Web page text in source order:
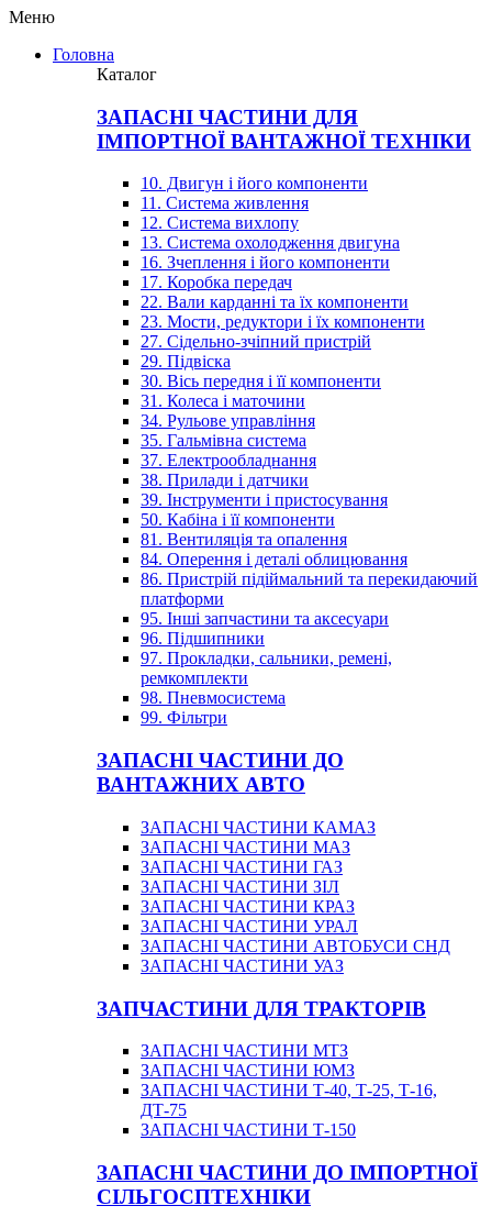
Меню
Головна
Каталог
ЗАПАСНІ ЧАСТИНИ ДЛЯ
ІМПОРТНОЇ ВАНТАЖНОЇ ТЕХНІКИ
10. Двигун і його компоненти
11. Система живлення
12. Система вихлопу
13. Система охолодження двигуна
16. Зчеплення і його компоненти
17. Коробка передач
22. Вали карданні та їх компоненти
23. Мости, редуктори і їх компоненти
27. Сідельно-зчіпний пристрій
29. Підвіска
30. Вісь передня і її компоненти
31. Колеса і маточини
34. Рульове управління
35. Гальмівна система
37. Електрообладнання
38. Прилади і датчики
39. Інструменти і пристосування
50. Кабіна і її компоненти
81. Вентиляція та опалення
84. Оперення і деталі облицювання
86. Пристрій підіймальний та перекидаючий
платформи
95. Інші запчастини та аксесуари
96. Підшипники
97. Прокладки, сальники, ремені,
ремкомплекти
98. Пневмосистема
99. Фільтри
ЗАПАСНІ ЧАСТИНИ ДО
ВАНТАЖНИХ АВТО
ЗАПАСНІ ЧАСТИНИ КАМАЗ
ЗАПАСНІ ЧАСТИНИ МАЗ
ЗАПАСНІ ЧАСТИНИ ГАЗ
ЗАПАСНІ ЧАСТИНИ ЗІЛ
ЗАПАСНІ ЧАСТИНИ КРАЗ
ЗАПАСНІ ЧАСТИНИ УРАЛ
ЗАПАСНІ ЧАСТИНИ АВТОБУСИ СНД
ЗАПАСНІ ЧАСТИНИ УАЗ
ЗАПЧАСТИНИ ДЛЯ ТРАКТОРІВ
ЗАПАСНІ ЧАСТИНИ МТЗ
ЗАПАСНІ ЧАСТИНИ ЮМЗ
ЗАПАСНІ ЧАСТИНИ Т-40, Т-25, Т-16,
ДТ-75
ЗАПАСНІ ЧАСТИНИ Т-150
ЗАПАСНІ ЧАСТИНИ ДО ІМПОРТНОЇ
СІЛЬГОСПТЕХНІКИ